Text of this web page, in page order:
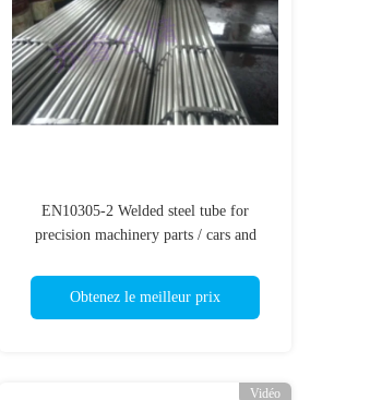
EN10305-2 Welded steel tube for
precision machinery parts / cars and
Obtenez le meilleur prix
Vidéo